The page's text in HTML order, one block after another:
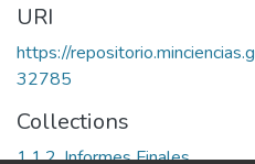
URI
https://
32785
Collections
1.1.2. Informes Finales